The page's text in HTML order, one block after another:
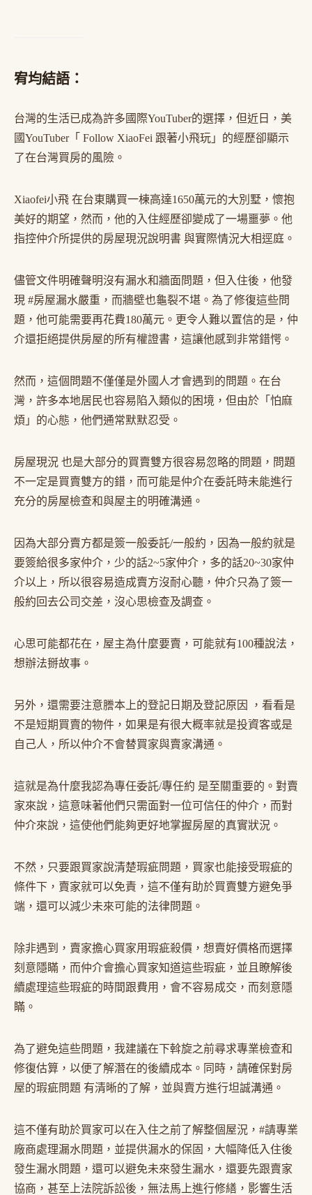
宥均結語：
台灣的生活已成為許多國際YouTuber的選擇，但近日，美
國YouTuber「 Follow XiaoFei 跟著小飛玩」的經歷卻顯示
了在台灣買房的風險。
Xiaofei小飛 在台東購買一棟高達1650萬元的大別墅，懷抱
美好的期望，然而，他的入住經歷卻變成了一場噩夢。他
指控仲介所提供的房屋現況說明書 與實際情況大相逕庭。
儘管文件明確聲明沒有漏水和牆面問題，但入住後，他發
現 #房屋漏水嚴重，而牆壁也龜裂不堪。為了修復這些問
題，他可能需要再花費180萬元。更令人難以置信的是，仲
介還拒絕提供房屋的所有權證書，這讓他感到非常錯愕。
然而，這個問題不僅僅是外國人才會遇到的問題。在台
灣，許多本地居民也容易陷入類似的困境，但由於「怕麻
煩」的心態，他們通常默默忍受。
房屋現況 也是大部分的買賣雙方很容易忽略的問題，問題
不一定是買賣雙方的錯，而可能是仲介在委託時未能進行
充分的房屋檢查和與屋主的明確溝通。
因為大部分賣方都是簽一般委託/一般約，因為一般約就是
要簽給很多家仲介，少的話2~5家仲介，多的話20~30家仲
介以上，所以很容易造成賣方沒耐心聽，仲介只為了簽一
般約回去公司交差，沒心思檢查及調查。
心思可能都花在，屋主為什麼要賣，可能就有100種說法，
想辦法掰故事。
另外，還需要注意謄本上的登記日期及登記原因 ，看看是
不是短期買賣的物件，如果是有很大概率就是投資客或是
自己人，所以仲介不會替買家與賣家溝通。
這就是為什麼我認為專任委託/專任約 是至關重要的。對賣
家來說，這意味著他們只需面對一位可信任的仲介，而對
仲介來說，這使他們能夠更好地掌握房屋的真實狀況。
不然，只要跟買家說清楚瑕疵問題，買家也能接受瑕疵的
條件下，賣家就可以免責，這不僅有助於買賣雙方避免爭
端，還可以減少未來可能的法律問題。
除非遇到，賣家擔心買家用瑕疵殺價，想賣好價格而選擇
刻意隱瞞，而仲介會擔心買家知道這些瑕疵，並且瞭解後
續處理這些瑕疵的時間跟費用，會不容易成交，而刻意隱
瞞。
為了避免這些問題，我建議在下斡旋之前尋求專業檢查和
修復估算，以便了解潛在的後續成本。同時，請確保對房
屋的瑕疵問題 有清晰的了解，並與賣方進行坦誠溝通。
這不僅有助於買家可以在入住之前了解整個屋況，#請專業
廠商處理漏水問題，並提供漏水的保固，大幅降低入住後
發生漏水問題，還可以避免未來發生漏水，還要先跟賣家
協商，甚至上法院訴訟後，無法馬上進行修繕，影響生活